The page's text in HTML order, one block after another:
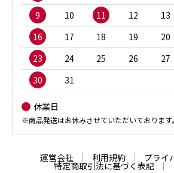
9
10 11 12 13
16
17 18 19 20
23
24 25 26 27
30
31
休業日
※商品発送はお休みさせていただいております。
運営会社 利用規約 プライ
特定商取引法に基づく表記